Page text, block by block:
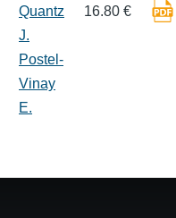
Quantz
J.
Postel-
Vinay
E.
16.80 €